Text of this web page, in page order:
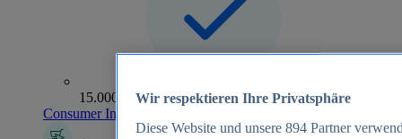
15.000+ Marken
Consumer Insights entdecken
Wir respektieren Ihre Privatsphäre
Diese Website und unsere 894 Partner